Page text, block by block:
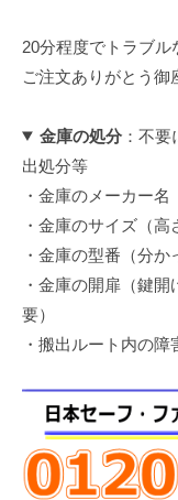
20分程度でトラブル
ご注文ありがとう御
金庫の処分：不要
出処分等
・金庫のメーカー名
・金庫のサイズ（高
・金庫の型番（分か
・金庫の開扉（鍵
要）
・搬出ルート内の